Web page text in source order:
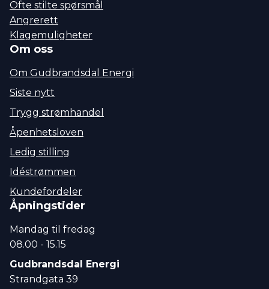
Ofte stilte spørsmål
Angrerett
Klagemuligheter
Om oss
Om Gudbrandsdal Energi
Siste nytt
Trygg strømhandel
Åpenhetsloven
Ledig stilling
Idéstrømmen
Kundefordeler
Åpningstider
Mandag til fredag
08.00 - 15.15
Gudbrandsdal Energi
Strandgata 39